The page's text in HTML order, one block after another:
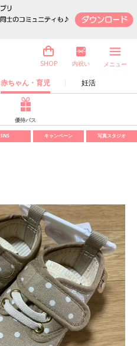
赤ちゃん・育児 妊活
SHOP 内祝い メニュー
優待パス
SNS キャンペーン 写真スタジオ